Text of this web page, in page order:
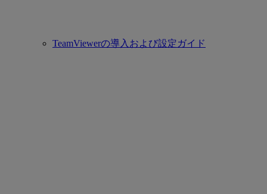
TeamViewerの導入および設定ガイド